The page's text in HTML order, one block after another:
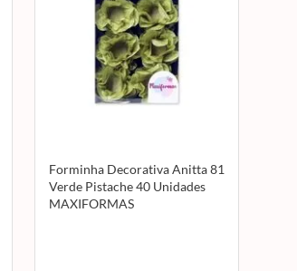
Forminha Decorativa Anitta 81
Verde Pistache 40 Unidades
MAXIFORMAS